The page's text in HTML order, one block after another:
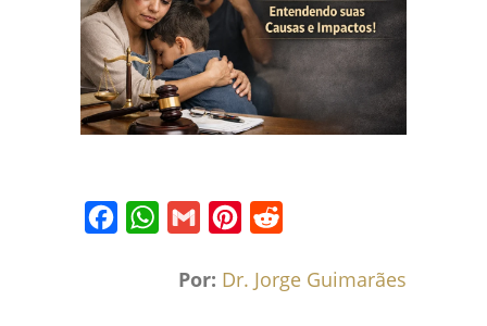
FacebookWhatsApp
Gmail Pinterest
Por: Dr. Jorge Guimarães